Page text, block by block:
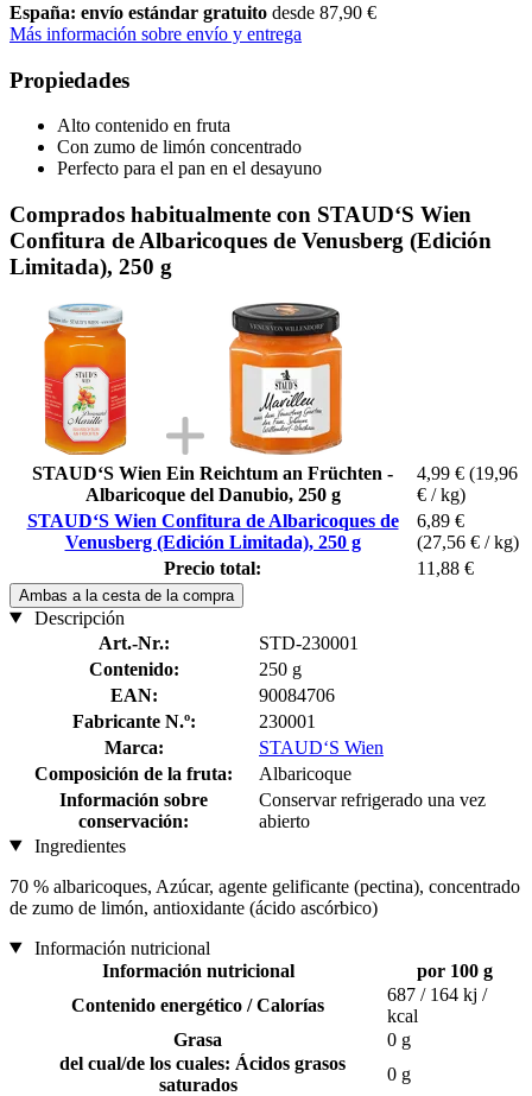
España: envío estándar gratuito desde 87,90 €
Más información sobre envío y entrega
Propiedades
Alto contenido en fruta
Con zumo de limón concentrado
Perfecto para el pan en el desayuno
Comprados habitualmente con STAUD‘S Wien
Confitura de Albaricoques de Venusberg (Edición
Limitada), 250 g
STAUD‘S Wien Ein Reichtum an Früchten -
Albaricoque del Danubio, 250 g
4,99 € (19,96
€ / kg)
STAUD‘S Wien Confitura de Albaricoques de
Venusberg (Edición Limitada), 250 g
6,89 €
(27,56 € / kg)
Precio total:
11,88 €
Ambas a la cesta de la compra
Descripción
Art.-Nr.:
STD-230001
Contenido:
250 g
EAN:
90084706
Fabricante N.º:
230001
Marca:
STAUD‘S Wien
Composición de la fruta:
Albaricoque
Información sobre
conservación:
Conservar refrigerado una vez
abierto
Ingredientes
70 % albaricoques, Azúcar, agente gelificante (pectina), concentrado
de zumo de limón, antioxidante (ácido ascórbico)
Información nutricional
Información nutricional
por 100 g
Contenido energético / Calorías
687 / 164 kj /
kcal
Grasa
0 g
del cual/de los cuales: Ácidos grasos
saturados
0 g